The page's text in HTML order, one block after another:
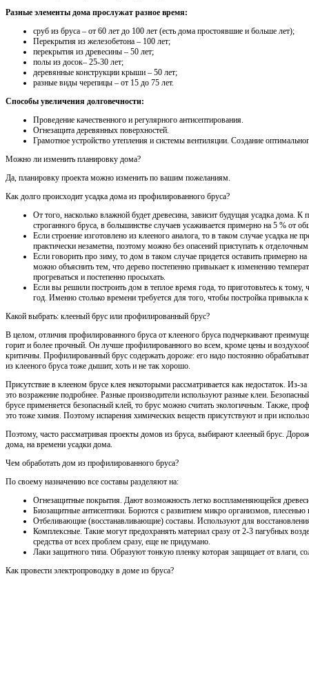
Разные элементы дома прослужат разное время:
сруб из бруса – от 60 лет до 100 лет (есть дома простоявшие и больше лет);
Перекрытия из железобетона – 100 лет;
перекрытия из древесины – 50 лет;
полы из досок– 25-30 лет;
деревянные конструкции крыши – 50 лет;
разные виды черепицы – от 15 до 75 лет.
Способы увеличения долговечности:
Проведение качественного и регулярного антисептирования.
Огнезащита деревянных поверхностей.
Грамотное устройство утепления и системы вентиляции. Создание
Можно ли изменить планировку дома?
Да, планировку проекта можно изменить по вашим пожеланиям.
Как долго происходит усадка дома из профилированного бруса?
От того, насколько влажной будет древесина, зависит будущая усадка дома.
строганного бруса, в большинстве случаев усаживается примерно на 5 % от
Если строение изготовлено из клееного аналога, то в таком случае усадка
практически незаметна, поэтому можно без опасений приступать к
Если говорить про зиму, то дом в таком случае придется оставить примерно
можно объяснить тем, что дерево постепенно привыкает к изменению
прогреваться и постепенно просыхать.
Если вы решили построить дом в теплое время года, то приготовьтесь к
год. Именно столько времени требуется для того, чтобы постройка привыкла
Какой выбрать: клееный брус или профилированный брус?
В целом, отличия профилированного бруса от клееного бруса подчеркивают
горит и более прочный. Он лучше профилированного во всем, кроме цены и
критичны. Профилированный брус содержать дороже: его надо постоянно
из клееного бруса тоже дышит, хоть и не так хорошо.
Присутствие в клееном брусе клея некоторыми рассматривается как недостаток. Из-
это возражение подробнее. Разные производители используют разные клеи.
брусе применяется безопасный клей, то брус можно считать экологичным. Также,
это тоже химия. Поэтому испарения химических веществ присутствуют и при
Поэтому, часто рассматривая проекты домов из бруса, выбирают клееный брус.
дома, на времени усадки дома.
Чем обработать дом из профилированного бруса?
По своему назначению все составы разделяют на:
Огнезащитные покрытия. Дают возможность легко воспламеняющейся
Биозащитные антисептики. Борются с развитием микро организмов, плесенью
Отбеливающие (восстанавливающие) составы. Используют для
Комплексные. Такие могут предохранять материал сразу от 2-3 пагубных
средства от всех проблем сразу, еще не придумано.
Лаки защитного типа. Образуют тонкую пленку которая защищает от влаги,
Как провести электропроводку в доме из бруса?